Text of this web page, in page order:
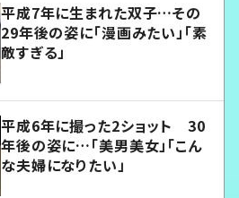
平成7年に生まれた双子…その
29年後の姿に「漫画みたい」「素
敵すぎる」
平成6年に撮った2ショット 30
年後の姿に…「美男美女」「こん
な夫婦になりたい」